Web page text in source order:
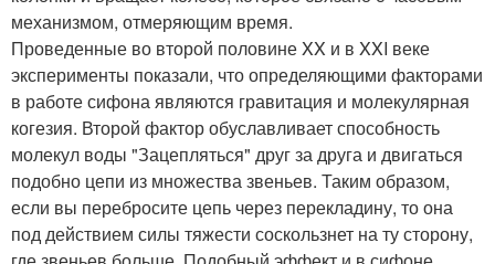
механизмом, отмеряющим время.
Проведенные во второй половине XX и в XXI веке
эксперименты показали, что определяющими факторами
в работе сифона являются гравитация и молекулярная
когезия. Второй фактор обуславливает способность
молекул воды "Зацепляться" друг за друга и двигаться
подобно цепи из множества звеньев. Таким образом,
если вы перебросите цепь через перекладину, то она
под действием силы тяжести соскользнет на ту сторону,